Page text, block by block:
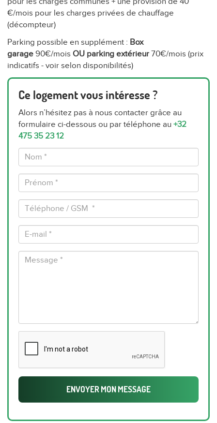
€/mois pour les charges privées de chauffage
(décompteur)
Parking possible en supplément : Box
garage 90€/mois OU parking extérieur 70€/mois (prix
indicatifs - voir selon disponibilités)
Ce logement vous intéresse ?
Alors n’hésitez pas à nous contacter grâce au
formulaire ci-dessous ou par téléphone au +32
475 35 23 12
Nom
*
Prénom
*
Téléphone
/
GSM
mail
* Message
ENVOYER MON MESSAGE